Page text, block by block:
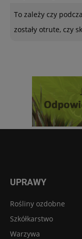
To zależy czy
zostały otrute, czy
UPRAWY
Rośliny ozdobne
Szkółkarstwo
Warzywa